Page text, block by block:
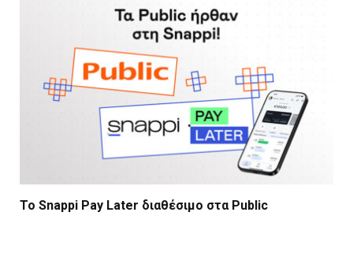
Το Snappi Pay Later διαθέσιμο στα Public